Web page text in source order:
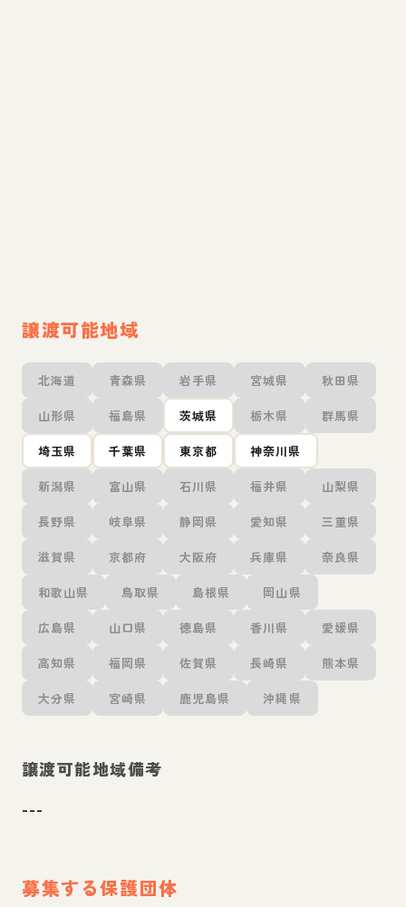
譲渡可能地域
北海道 青森県 岩手県 宮城県 秋田県
山形県 福島県 茨城県 栃木県 群馬県
埼玉県 千葉県 東京都 神奈川県
新潟県 富山県 石川県 福井県 山梨県
長野県 岐阜県 静岡県 愛知県 三重県
滋賀県 京都府 大阪府 兵庫県 奈良県
和歌山県 鳥取県 島根県 岡山県
広島県 山口県 徳島県 香川県 愛媛県
高知県 福岡県 佐賀県 長崎県 熊本県
大分県 宮崎県 鹿児島県 沖縄県
譲渡可能地域備考
---
募集する保護団体